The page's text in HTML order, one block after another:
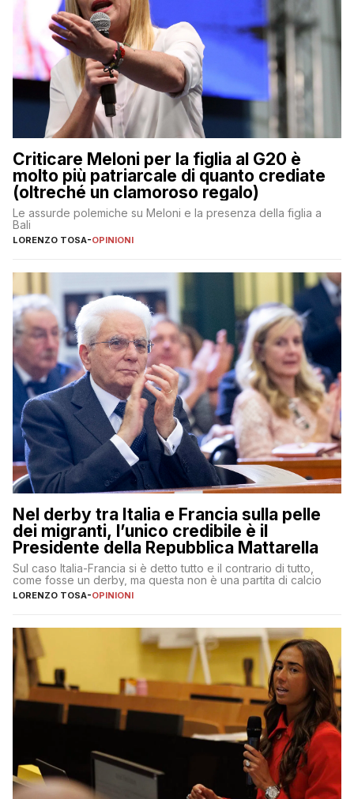
Criticare Meloni per la figlia al G20 è
molto più patriarcale di quanto crediate
(oltreché un clamoroso regalo)
Le assurde polemiche su Meloni e la presenza della figlia a
Bali
LORENZO TOSA-OPINIONI
Nel derby tra Italia e Francia sulla pelle
dei migranti, l’unico credibile è il
Presidente della Repubblica Mattarella
Sul caso Italia-Francia si è detto tutto e il contrario di tutto,
come fosse un derby, ma questa non è una partita di calcio
LORENZO TOSA-OPINIONI